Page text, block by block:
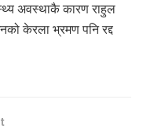
अवस्थाकै कारण राहुल
केरला भ्रमण पनि रद्द